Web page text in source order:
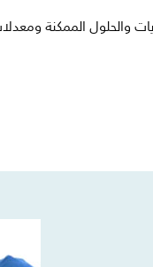
والحلول الممكنة